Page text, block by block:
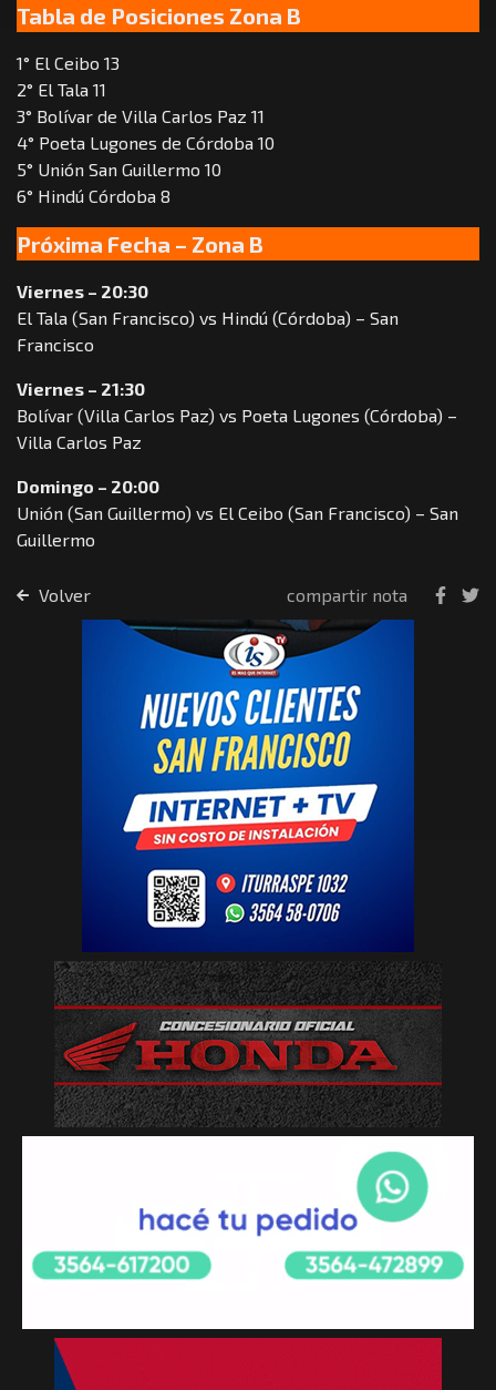
Tabla de Posiciones Zona B
1° El Ceibo 13
2° El Tala 11
3° Bolívar de Villa Carlos Paz 11
4° Poeta Lugones de Córdoba 10
5° Unión San Guillermo 10
6° Hindú Córdoba 8
Próxima Fecha – Zona B
Viernes – 20:30
El Tala (San Francisco) vs Hindú (Córdoba) – San
Francisco
Viernes – 21:30
Bolívar (Villa Carlos Paz) vs Poeta Lugones (Córdoba) –
Villa Carlos Paz
Domingo – 20:00
Unión (San Guillermo) vs El Ceibo (San Francisco) – San
Guillermo
Volver compartir nota